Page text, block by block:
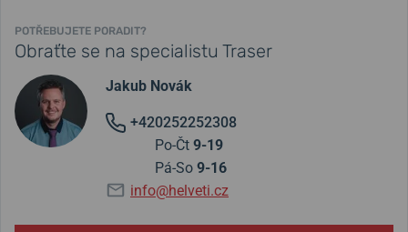
POTŘEBUJETE PORADIT?
Obraťte se na specialistu Traser
Jakub Novák
+420252252308
Po-Čt 9-19
Pá-So 9-16
info@helveti.cz